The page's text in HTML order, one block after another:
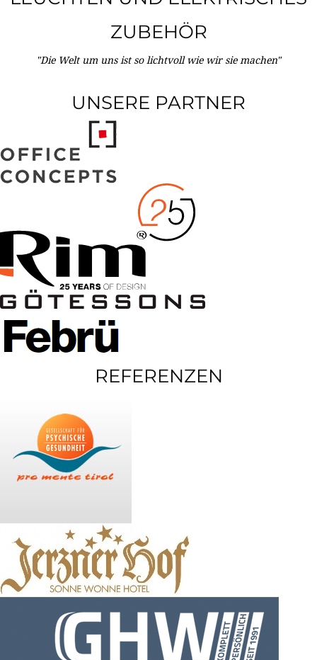
ZUBEHÖR
"Die Welt um uns ist so lichtvoll wie wir sie machen"
UNSERE PARTNER
REFERENZEN